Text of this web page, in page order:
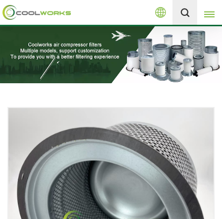
العربية
English
español
العربية
русский
Melayu
+8613525046291